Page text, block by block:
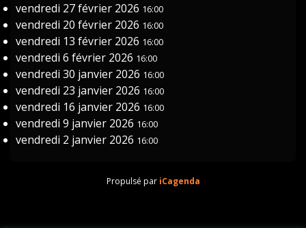
vendredi 27 février 2026 16:00
vendredi 20 février 2026 16:00
vendredi 13 février 2026 16:00
vendredi 6 février 2026 16:00
vendredi 30 janvier 2026 16:00
vendredi 23 janvier 2026 16:00
vendredi 16 janvier 2026 16:00
vendredi 9 janvier 2026 16:00
vendredi 2 janvier 2026 16:00
Propulsé par iCagenda